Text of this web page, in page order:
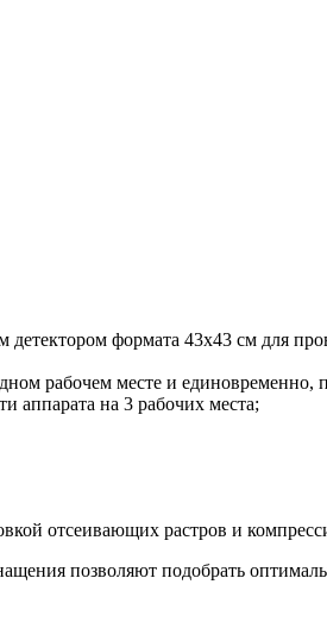
формата 43х43 см для
рабочем месте и
аппарата на 3 рабочих места;
отсеивающих растров и
позволяют подобрать